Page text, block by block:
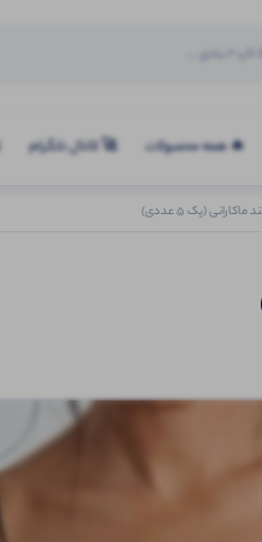
🔥 همه محصولات 🚀 کانال تلگرام
ماکارانی (پک 5 عددی)